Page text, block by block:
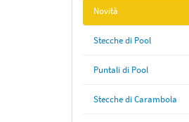
Novità
Stecche di Pool
Puntali di Pool
Stecche di Carambola